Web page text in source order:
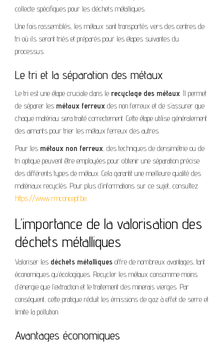
collecte spécifiques pour les déchets métalliques.
Une fois rassemblés, les métaux sont transportés vers des centres de
tri où ils seront triés et préparés pour les étapes suivantes du
processus.
Le tri et la séparation des métaux
Le tri est une étape cruciale dans le recyclage des métaux. Il permet
de séparer les métaux ferreux des non ferreux et de s’assurer que
chaque matériau sera traité correctement. Cette étape utilise généralement
des aimants pour trier les métaux ferreux des autres.
Pour les métaux non ferreux, des techniques de densimétrie ou de
tri optique peuvent être employées pour obtenir une séparation précise
des différents types de métaux. Cela garantit une meilleure qualité des
matériaux recyclés. Pour plus d’informations sur ce sujet, consultez
https://www.rmconcept.be.
L’importance de la valorisation des
déchets métalliques
Valoriser les déchets métalliques offre de nombreux avantages, tant
économiques qu’écologiques. Recycler les métaux consomme moins
d’énergie que l’extraction et le traitement des minerais vierges. Par
conséquent, cette pratique réduit les émissions de gaz à effet de serre et
limite la pollution.
Avantages économiques